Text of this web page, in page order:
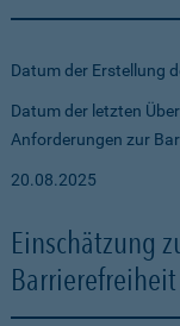
Datum der Erstellung
Datum der letzten
Anforderungen zur
20.08.2025
Einschätzung
Barrierefreiheit